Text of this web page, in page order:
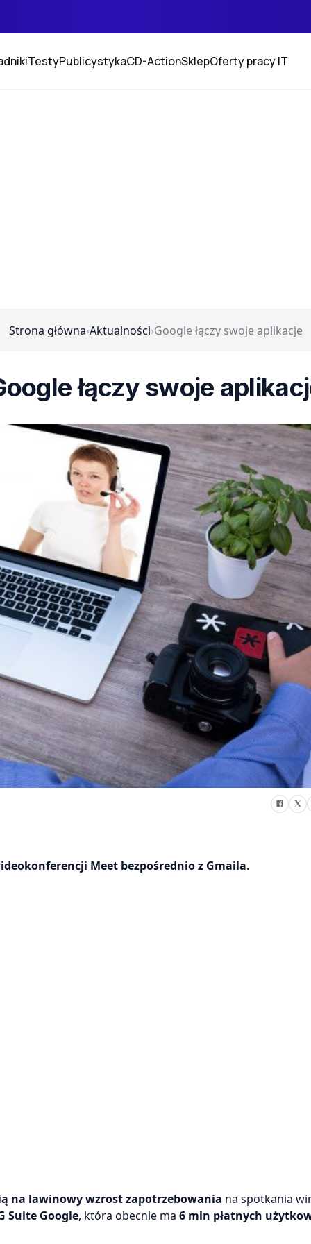
TestyPublicystykaCD-ActionSklepOferty pracy IT
Strona główna›Aktualności›Google łączy swoje aplikacje
łączy swoje
Meet bezpośrednio z Gmaila.
na lawinowy wzrost zapotrzebowania na spotkania
Suite Google, która obecnie ma 6 mln płatnych